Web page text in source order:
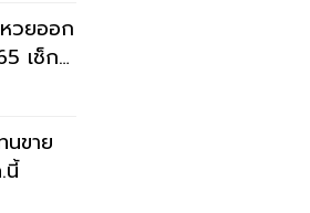
วยออก
เช็ก
ขาย
นี้